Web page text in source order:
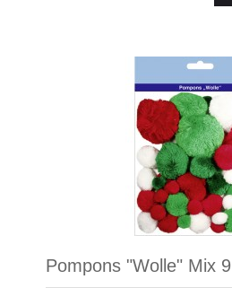
Pompons "Wolle" Mix 9